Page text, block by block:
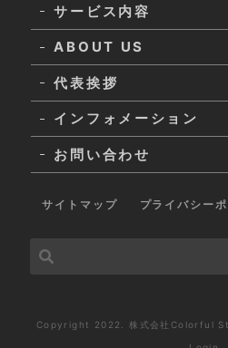
サービス内容
ABOUT US
代表挨拶
インフォメーション
お問い合わせ
サイトマップ プライバシー
Copyright 2022. 株式会社Colorful